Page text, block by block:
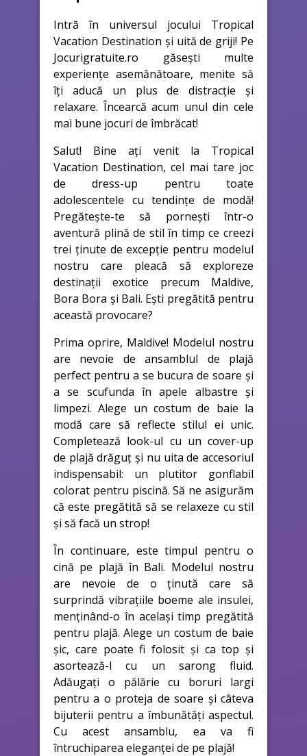
Intră în universul jocului Tropical
Vacation Destination și uită de griji! Pe
Jocurigratuite.ro găsești multe
experiențe asemănătoare, menite să
îți aducă un plus de distracție și
relaxare. Încearcă acum unul din cele
mai bune jocuri de îmbrăcat!
Salut! Bine ați venit la Tropical
Vacation Destination, cel mai tare joc
de dress-up pentru toate
adolescentele cu tendințe de modă!
Pregătește-te să pornești într-o
aventură plină de stil în timp ce creezi
trei ținute de excepție pentru modelul
nostru care pleacă să exploreze
destinații exotice precum Maldive,
Bora Bora și Bali. Ești pregătită pentru
această provocare?
Prima oprire, Maldive! Modelul nostru
are nevoie de ansamblul de plajă
perfect pentru a se bucura de soare și
a se scufunda în apele albastre și
limpezi. Alege un costum de baie la
modă care să reflecte stilul ei unic.
Completează look-ul cu un cover-up
de plajă drăguț și nu uita de accesoriul
indispensabil: un plutitor gonflabil
colorat pentru piscină. Să ne asigurăm
că este pregătită să se relaxeze cu stil
și să facă un strop!
În continuare, este timpul pentru o
cină pe plajă în Bali. Modelul nostru
are nevoie de o ținută care să
surprindă vibrațiile boeme ale insulei,
menținând-o în același timp pregătită
pentru plajă. Alege un costum de baie
șic, care poate fi folosit și ca top și
asortează-l cu un sarong fluid.
Adăugați o pălărie cu boruri largi
pentru a o proteja de soare și câteva
bijuterii pentru a îmbunătăți aspectul.
Cu acest ansamblu, ea va fi
întruchiparea eleganței de pe plajă!